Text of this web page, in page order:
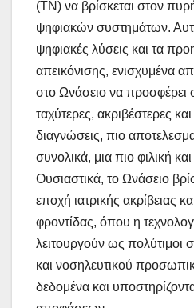
(ΤΝ) να βρίσκεται στον
ψηφιακών συστημάτων.
ψηφιακές λύσεις και τα
απεικόνισης, ενισχυμένα
στο Ωνάσειο να προσφέρει
ταχύτερες, ακριβέστερες
διαγνώσεις, πιο
συνολικά, μια πιο φιλική
Ουσιαστικά, το Ωνάσειο
εποχή ιατρικής ακρίβειας
φροντίδας, όπου η
λειτουργούν ως πολύτιμοι
και νοσηλευτικού
δεδομένα και